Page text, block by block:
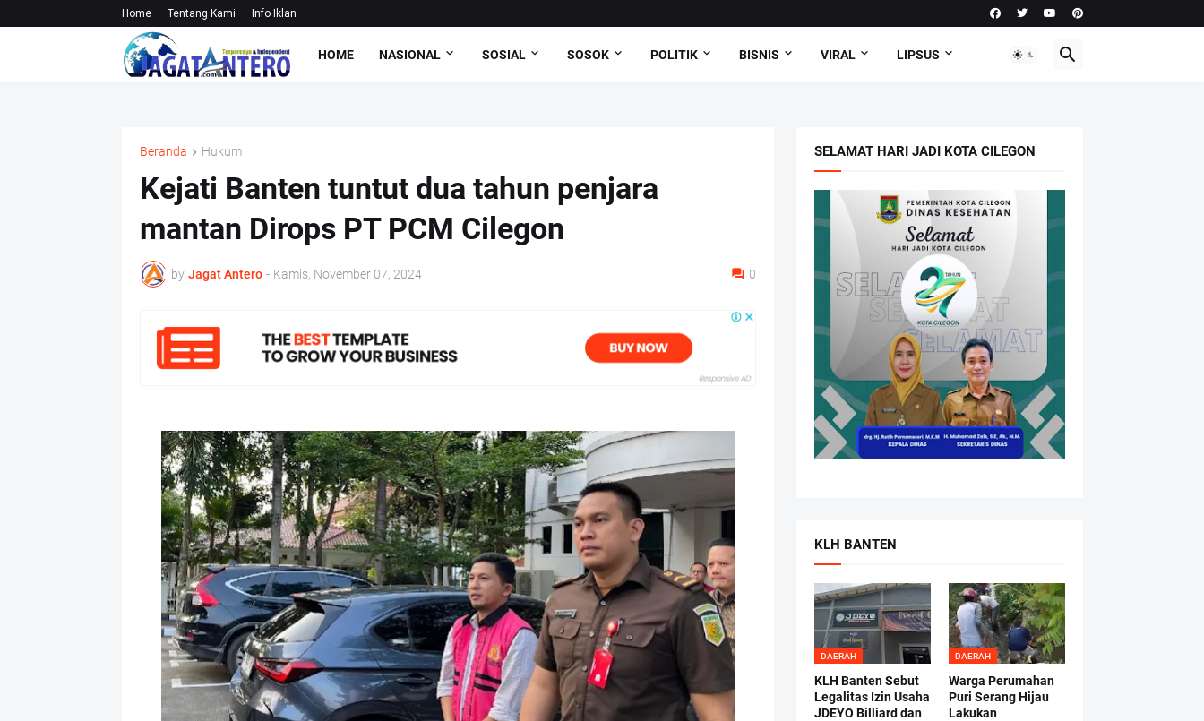
Home Tentang Kami Info Iklan
HOME NASIONAL SOSIAL SOSOK POLITIK BISNIS VIRAL LIPSUS
Beranda Hukum
Kejati Banten tuntut dua tahun penjara
mantan Dirops PT PCM Cilegon
by Jagat Antero - Kamis, November 07, 2024 0
SELAMAT HARI JADI KOTA CILEGON
KLH BANTEN
DAERAH
KLH Banten Sebut
Legalitas Izin Usaha
JDEYO Billiard dan
DAERAH
Warga Perumahan
Puri Serang Hijau
Lakukan